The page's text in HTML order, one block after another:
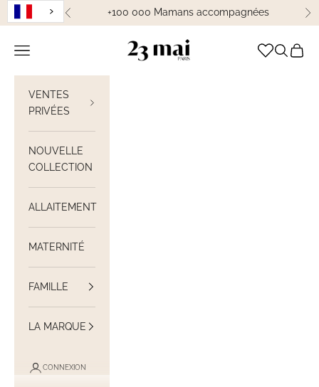
Passer au contenu
Précédent+100 000 Mamans accompagnées
23 Mai Paris
Ouvrir la navigation Ouvrir la
Voir
VENTES
PRIVÉES
NOUVELLE
COLLECTION
ALLAITEMENT
MATERNITÉ
FAMILLE
LA MARQUE
CONNEXION